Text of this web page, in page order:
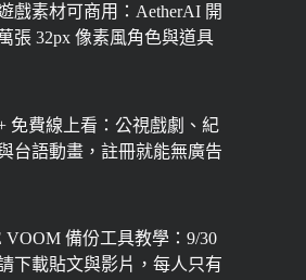
戲素材可商用：AetherAI 開
張 32px 像素風角色與道具
免費線上看：公視戲劇、紀
台語動畫，註冊就能無廣告
VOOM 備份工具教學：9/30
下載貼文與影片，每人只有